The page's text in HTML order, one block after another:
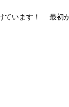
ています！ 最初